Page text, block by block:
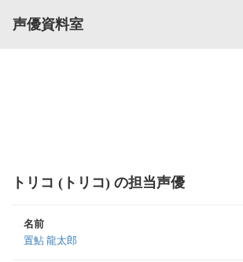
声優資料室
トリコ (トリコ) の担当声優
名前
置鮎 龍太郎